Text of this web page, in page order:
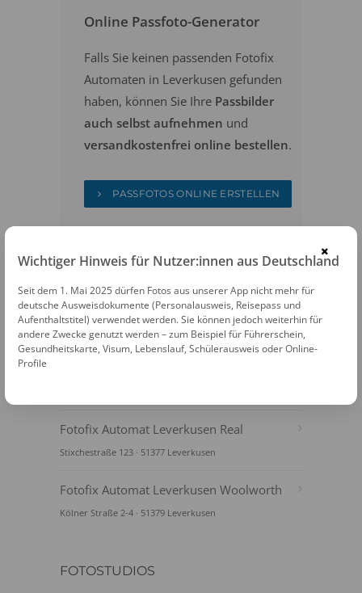
Online Passfoto-Generator
Falls Sie keinen passenden Fotofix
Automaten in Leverkusen gefunden
haben, können Sie Ihre Passbilder
auch selbst aufnehmen und
versandkostenfrei online bestellen.
PASSFOTOS ONLINE ERSTELLEN
FOTOAUTOMATEN
Fotofix Automat Leverkusen Real
Stixchestraße 123 · 51377 Leverkusen
Fotofix Automat Leverkusen Woolworth
Kölner Straße 2-4 · 51379 Leverkusen
FOTOSTUDIOS
×
Wichtiger Hinweis für Nutzer:innen aus Deutschland
Seit dem 1. Mai 2025 dürfen Fotos aus unserer App nicht mehr für
deutsche Ausweisdokumente (Personalausweis, Reisepass und
Aufenthaltstitel) verwendet werden. Sie können jedoch weiterhin für
andere Zwecke genutzt werden – zum Beispiel für Führerschein,
Gesundheitskarte, Visum, Lebenslauf, Schülerausweis oder Online-
Profile